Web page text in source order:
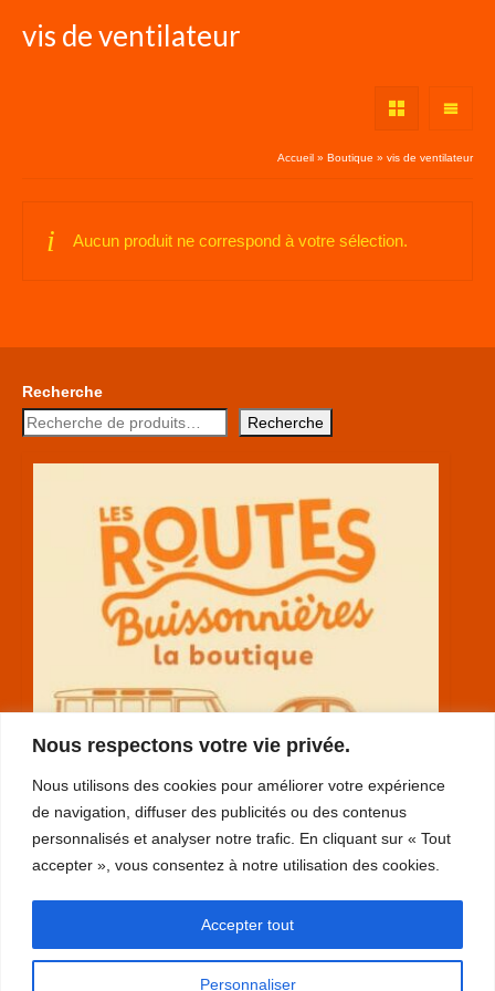
Nous respectons votre vie privée.
Nous utilisons des cookies pour améliorer votre expérience
de navigation, diffuser des publicités ou des contenus
personnalisés et analyser notre trafic. En cliquant sur « Tout
accepter », vous consentez à notre utilisation des cookies.
Personnaliser
Accepter tout
vis de ventilateur
Accueil » Boutique » vis de ventilateur
Aucun produit ne correspond à votre sélection.
Recherche
Recherche
RGPD
mentions légales